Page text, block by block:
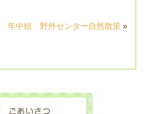
年中組 野外センター自然散策 »
ごあいさつ